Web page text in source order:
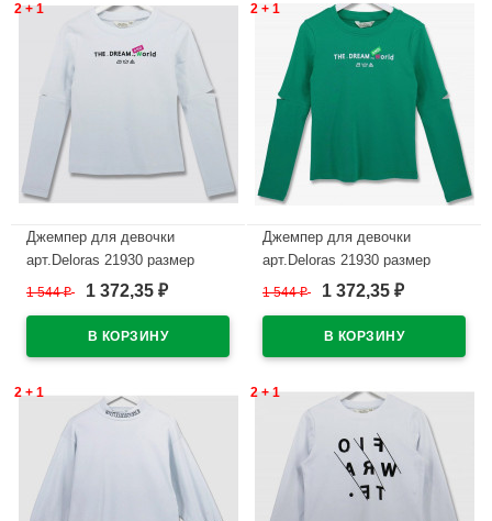
2 + 1
Джемпер для девочки
арт.Deloras 21930 размер
34/134-44/164 цвет белый
1 544₽ 1 372,35 ₽
2 + 1
Джемпер для девочки
арт.Deloras 21930 размер
34/134-44/164 цвет мятный
1 544₽ 1 372,35 ₽
2 + 1 2 + 1